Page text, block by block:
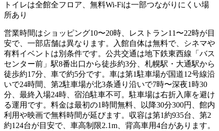
トイレは全館全フロア、無料Wi-Fiは一部つながりにくい場
所あり
営業時間はショッピング10〜20時、レストラン11〜22時が目
安で、一部店舗は異なります。入館自体は無料で、シネマや
有料イベントは別条件です。公共交通は地下鉄東西線「バス
センター前」駅8番出口から徒歩約3分、札幌駅・大通駅から
徒歩約17分、車で約5分です。車は第1駐車場が国道12号線沿
いで24時間、第2駐車場が北3条通り沿いで7時〜深夜1時30
分、最終入場24時、宿泊駐車不可。駐車場は右折入庫を避け
る運用です。料金は最初の1時間無料、以降30分300円、館内
利用や映画で無料時間が延びます。収容は第1約935台、第2
約124台が目安で、車高制限2.1m、背高車用4台があります。